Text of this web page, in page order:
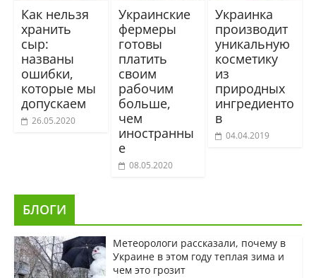
Как нельзя
хранить
сыр:
названы
ошибки,
которые мы
допускаем
26.05.2020
Украинские
фермеры
готовы
платить
своим
рабочим
больше,
чем
иностранны
е
08.05.2020
Украинка
производит
уникальную
косметику
из
природных
ингредиенто
в
04.04.2019
БЛОГИ
Метеорологи рассказали, почему в
Украине в этом году теплая зима и
чем это грозит